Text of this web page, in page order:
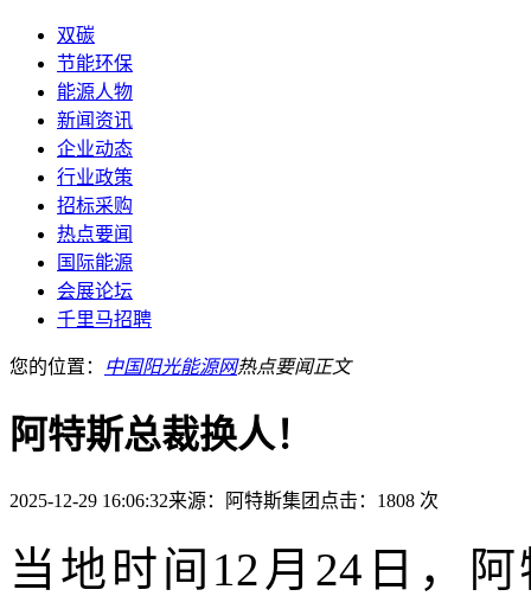
双碳
节能环保
能源人物
新闻资讯
企业动态
行业政策
招标采购
热点要闻
国际能源
会展论坛
千里马招聘
您的位置： 中国阳光能源网热点要闻正文
阿特斯总裁换人！
2025-12-29 16:06:32来源：阿特斯集团 点击：1808 次
当地时间12月24日，